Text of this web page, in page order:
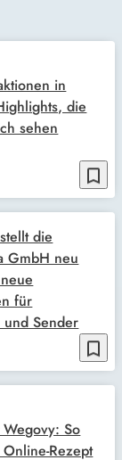
bookmark_border
in
die
sehen
bookmark_border
die
GmbH neu
für
Sender
So
Rezept